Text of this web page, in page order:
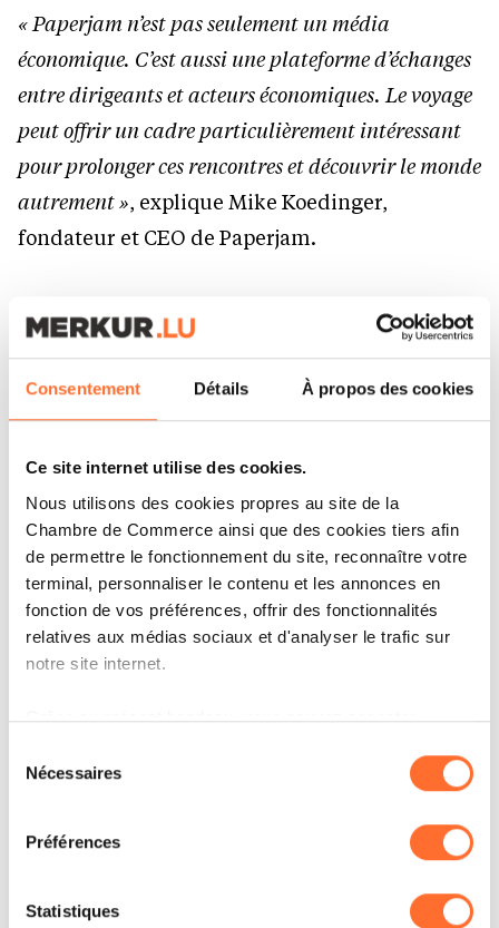
Consentement Détails À propos des cookies
Ce site internet utilise des cookies.
Nous utilisons des cookies propres au site de la
Chambre de Commerce ainsi que des cookies tiers afin
de permettre le fonctionnement du site, reconnaître votre
terminal, personnaliser le contenu et les annonces en
fonction de vos préférences, offrir des fonctionnalités
relatives aux médias sociaux et d'analyser le trafic sur
notre site internet.
Grâce au présent bandeau, vous pouvez accepter,
à l’exception des cookies strictement nécessaires au
fonctionnement du site. Une description des différents
cookies est accessible sous l’onglet « Détails » ci-
dessus.
Il est précisé que la navigation sur le site et certaines
Nécessaires
Préférences
Statistiques
« Paperjam n’est pas seulement un média
économique. C’est aussi une plateforme d’échanges
entre dirigeants et acteurs économiques. Le voyage
peut offrir un cadre particulièrement intéressant
pour prolonger ces rencontres et découvrir le monde
autrement », explique Mike Koedinger,
fondateur et CEO de Paperjam.
« Depuis plusieurs décennies, nous concevons chez
Continents Insolites des voyages sur mesure où
chaque détail compte, de l’itinéraire à
l’accompagnement. Cette collection s’inscrit dans
difficile d’accéder autrement » , souligne Hervé
Ollagnier, CEO de Continents Insolites.
Les premiers départs sont prévus à partir de
septembre 2026.
https://www.continents-
paperjam